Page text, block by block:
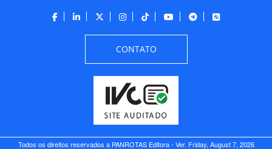
CONTATO
Todos os direitos reservados a PANROTAS Editora - Ver. Friday, August 7, 2026